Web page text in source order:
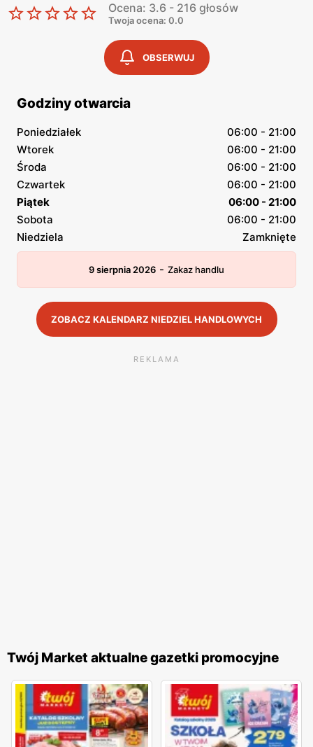
Ocena: 3.6 - 216 głosów
Twoja ocena: 0.0
OBSERWUJ
Godziny otwarcia
Poniedziałek
06:00 - 21:00
Wtorek
06:00 - 21:00
Środa
06:00 - 21:00
Czwartek
06:00 - 21:00
Piątek
06:00 - 21:00
Sobota
06:00 - 21:00
Niedziela
Zamknięte
9 sierpnia 2026 - Zakaz handlu
ZOBACZ KALENDARZ NIEDZIEL HANDLOWYCH
REKLAMA
Twój Market aktualne gazetki promocyjne